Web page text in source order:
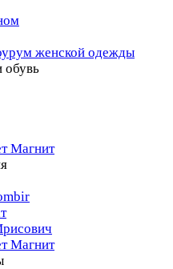
женской одежды
обувь
Магнит
Магнит